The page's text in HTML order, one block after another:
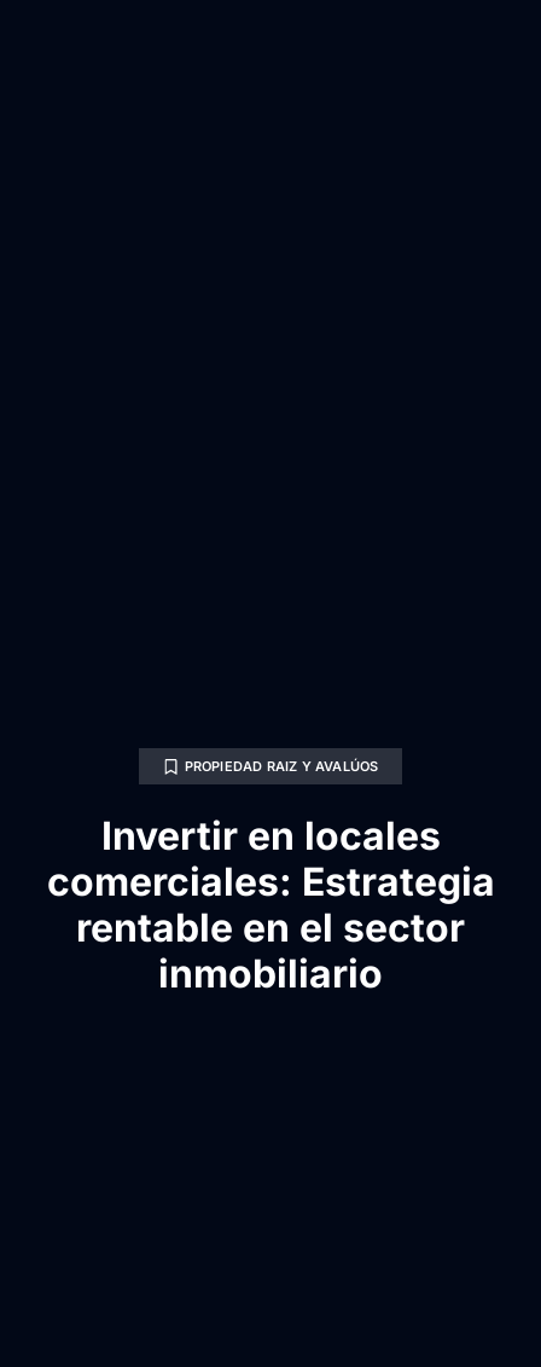
PROPIEDAD RAIZ Y AVALÚOS
Invertir en locales
comerciales: Estrategia
rentable en el sector
inmobiliario